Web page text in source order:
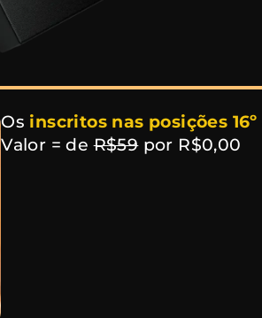
Os inscritos nas posições 16º
Valor = deR$59por R$0,00